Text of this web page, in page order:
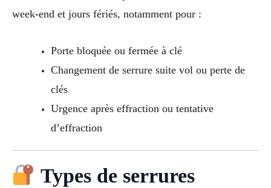
week-end et jours fériés, notamment pour :
Porte bloquée ou fermée à clé
Changement de serrure suite vol ou perte de
clés
Urgence après effraction ou tentative
d’effraction
Types de serrures